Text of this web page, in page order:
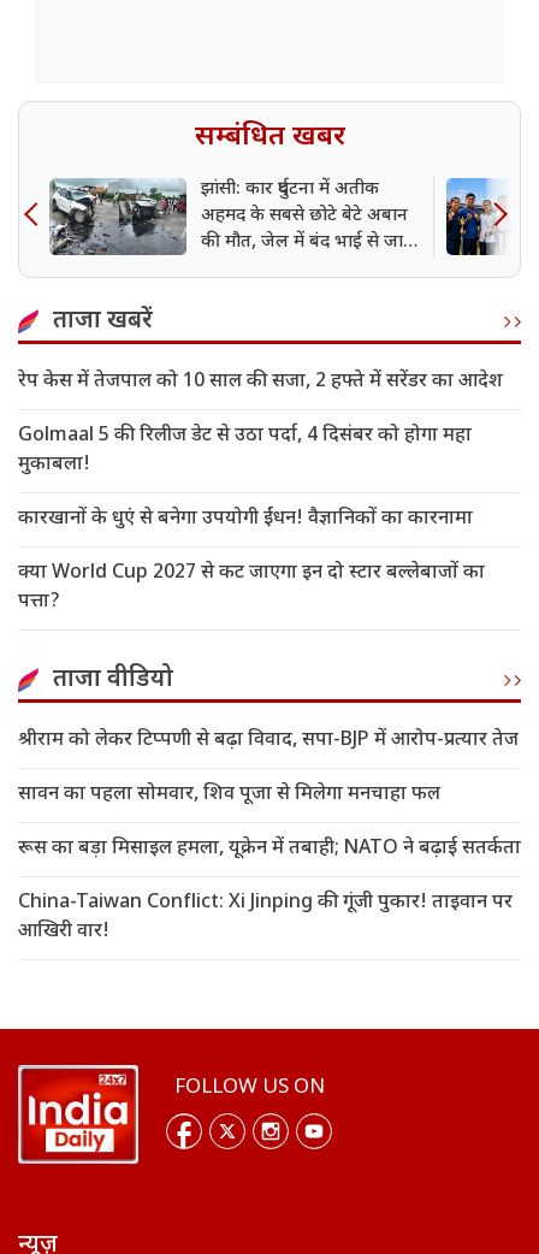
सम्बंधित खबर
झांसी: कार दुर्घटना में अतीक
अहमद के सबसे छोटे बेटे अबान
की मौत, जेल में बंद भाई से जा
ताजा खबरें
रेप केस में तेजपाल को 10 साल की सजा, 2 हफ्ते में सरेंडर का आदेश
Golmaal 5 की रिलीज डेट से उठा पर्दा, 4 दिसंबर को होगा महा
मुकाबला!
कारखानों के धुएं से बनेगा उपयोगी ईंधन! वैज्ञानिकों का कारनामा
क्या World Cup 2027 से कट जाएगा इन दो स्टार बल्लेबाजों का
पत्ता?
ताजा वीडियो
श्रीराम को लेकर टिप्पणी से बढ़ा विवाद, सपा-BJP में आरोप-प्रत्यार तेज
सावन का पहला सोमवार, शिव पूजा से मिलेगा मनचाहा फल
रूस का बड़ा मिसाइल हमला, यूक्रेन में तबाही; NATO ने बढ़ाई सतर्कता
China-Taiwan Conflict: Xi Jinping की गूंजी पुकार! ताइवान पर
आखिरी वार!
FOLLOW US ON
न्यूज़